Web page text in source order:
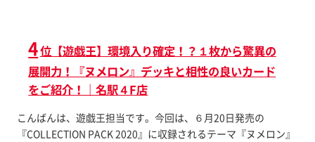
4位【遊戯王】環境入り確定！？１枚から驚異の
展開力！『ヌメロン』デッキと相性の良いカード
をご紹介！｜名駅４F店
こんばんは、遊戯王担当です。今回は、６月20日発売の
『COLLECTION PACK2020』に収録されるテーマ『ヌメロン』